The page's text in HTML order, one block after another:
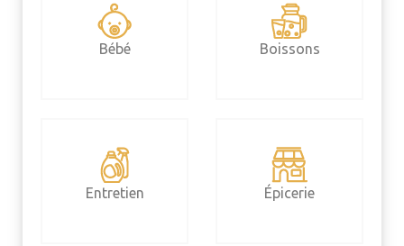
Bébé Boissons
Entretien Épicerie